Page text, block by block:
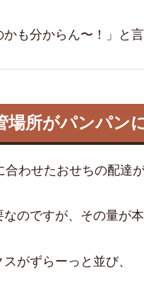
かも分からん〜！」と
場所がパンパン
わせたおせちの配達
のですが、その量が本
がずらーっと並び、